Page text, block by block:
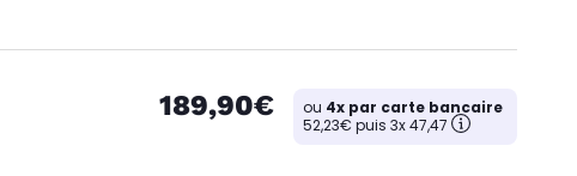
189,90€ ou 4x par carte bancaire
52,23€ puis 3x 47,47